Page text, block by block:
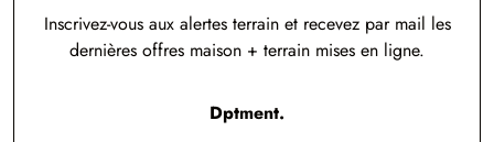
Inscrivez-vous aux alertes terrain et recevez par mail les
dernières offres maison + terrain mises en ligne.
Dptment.